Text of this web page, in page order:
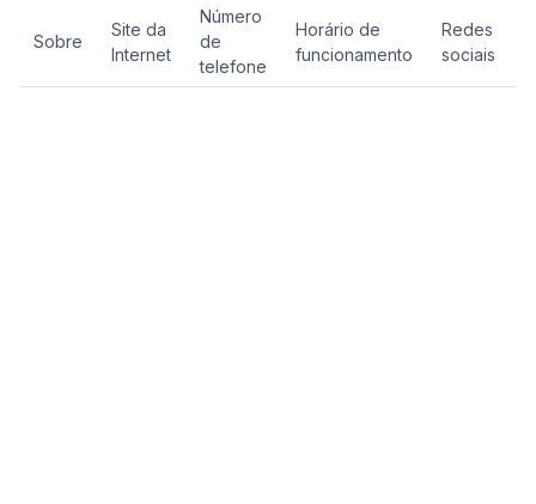
Sobre
Site da
Internet
Número
de
telefone
Horário de
funcionamento
Redes
sociais